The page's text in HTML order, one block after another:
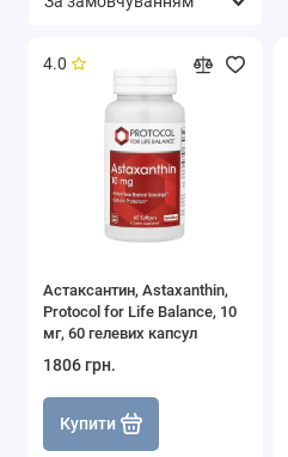
4.0
Астаксантин, Astaxanthin,
Protocol for Life Balance, 10
мг, 60 гелевих капсул
1806 грн.
Купити